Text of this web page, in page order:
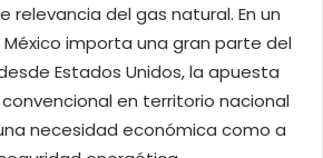
relevancia del gas natural. En un
importa una gran parte del
Estados Unidos, la apuesta
en territorio nacional
necesidad económica como a